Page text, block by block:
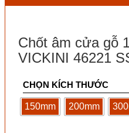
Chốt âm cửa gỗ
VICKINI 46221
CHỌN KÍCH THƯỚC
150mm 200mm